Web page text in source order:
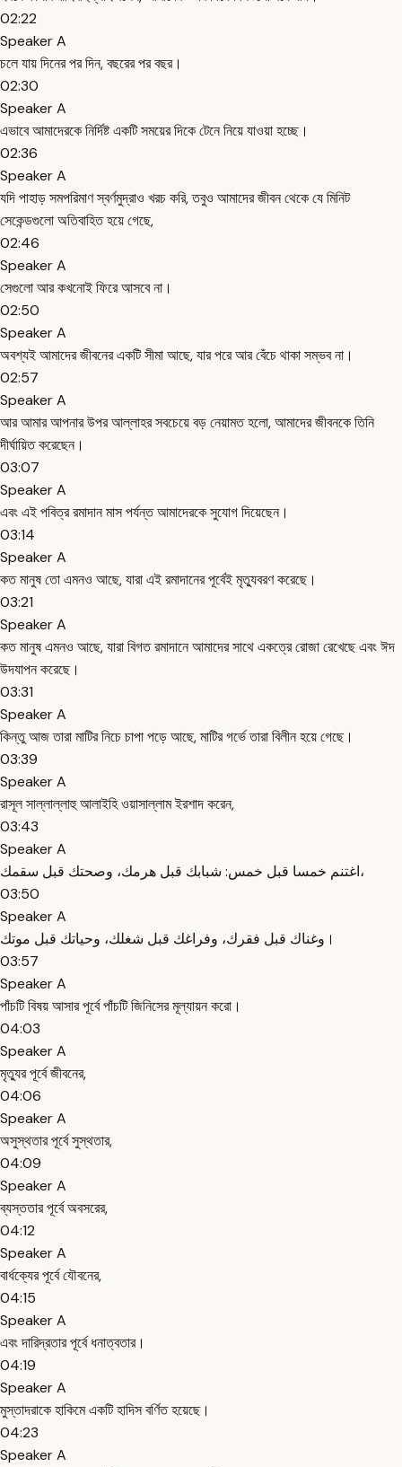
02:22
Speaker A
চলে যায় দিনের পর দিন, বছরের পর বছর।
02:30
Speaker A
এভাবে আমাদেরকে নির্দিষ্ট একটি সময়ের দিকে টেনে নিয়ে যাওয়া হচ্ছে।
02:36
Speaker A
যদি পাহাড় সমপরিমাণ স্বর্ণমুদ্রাও খরচ করি, তবুও আমাদের জীবন থেকে যে মিনিট
সেকেন্ডগুলো অতিবাহিত হয়ে গেছে,
02:46
Speaker A
সেগুলো আর কখনোই ফিরে আসবে না।
02:50
Speaker A
অবশ্যই আমাদের জীবনের একটি সীমা আছে, যার পরে আর বেঁচে থাকা সম্ভব না।
02:57
Speaker A
আর আমার আপনার উপর আল্লাহর সবচেয়ে বড় নেয়ামত হলো, আমাদের জীবনকে তিনি
দীর্ঘায়িত করেছেন।
03:07
Speaker A
এবং এই পবিত্র রমাদান মাস পর্যন্ত আমাদেরকে সুযোগ দিয়েছেন।
03:14
Speaker A
কত মানুষ তো এমনও আছে, যারা এই রমাদানের পূর্বেই মৃত্যুবরণ করেছে।
03:21
Speaker A
কত মানুষ এমনও আছে, যারা বিগত রমাদানে আমাদের সাথে একত্রে রোজা রেখেছে এবং ঈদ
উদযাপন করেছে।
03:31
Speaker A
কিন্তু আজ তারা মাটির নিচে চাপা পড়ে আছে, মাটির গর্ভে তারা বিলীন হয়ে গেছে।
03:39
Speaker A
রাসূল সাল্লাল্লাহু আলাইহি ওয়াসাল্লাম ইরশাদ করেন,
03:43
Speaker A
اغتنم خمسا قبل خمس: شبابك قبل هرمك، وصحتك قبل سقمك،
03:50
Speaker A
وغناك قبل فقرك، وفراغك قبل شغلك، وحياتك قبل موتك।
03:57
Speaker A
পাঁচটি বিষয় আসার পূর্বে পাঁচটি জিনিসের মূল্যায়ন করো।
04:03
Speaker A
মৃত্যুর পূর্বে জীবনের,
04:06
Speaker A
অসুস্থতার পূর্বে সুস্থতার,
04:09
Speaker A
ব্যস্ততার পূর্বে অবসরের,
04:12
Speaker A
বার্ধক্যের পূর্বে যৌবনের,
04:15
Speaker A
এবং দারিদ্রতার পূর্বে ধনাত্বতার।
04:19
Speaker A
মুস্তাদরাকে হাকিমে একটি হাদিস বর্ণিত হয়েছে।
04:23
Speaker A